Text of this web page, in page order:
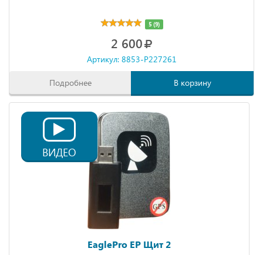
5 (9)
2 600
Артикул: 8853-P227261
Подробнее В корзину
ВИДЕО
EaglePro EP Щит 2